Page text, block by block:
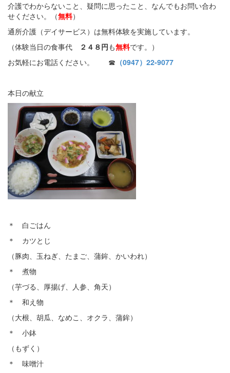
介護でわからないこと、疑問に思ったこと、なんでもお問い合わ
せください。（無料）
通所介護（デイサービス）は無料体験を実施しています。
（体験当日の食事代
２４８円も無料です。）
お気軽にお電話ください。 ☎ （0947）22-9077
本日の献立
＊ 白ごはん
＊ カツとじ
（豚肉、玉ねぎ、たまご、蒲鉾、かいわれ）
＊ 煮物
（芋づる、厚揚げ、人参、角天）
＊ 和え物
（大根、胡瓜、なめこ、オクラ、蒲鉾）
＊ 小鉢
（もずく）
＊ 味噌汁